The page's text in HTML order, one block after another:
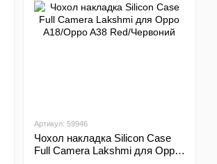
Артикул: 59946
Чохол накладка Silicon Case
Full Camera Lakshmi для Oppo